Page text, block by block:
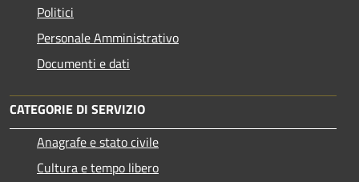
Politici
Personale Amministrativo
Documenti e dati
CATEGORIE DI SERVIZIO
Anagrafe e stato civile
Cultura e tempo libero